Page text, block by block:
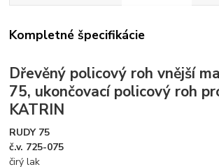
Kompletné špecifikácie
Dřevěný policový roh vnější
75, ukončovací policový roh
KATRIN
RUDY 75
č.v. 725-075
čirý lak